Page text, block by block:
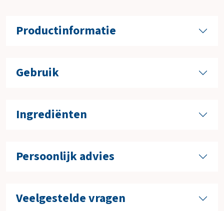
Productinformatie
Gebruik
Ingrediënten
Persoonlijk advies
Veelgestelde vragen